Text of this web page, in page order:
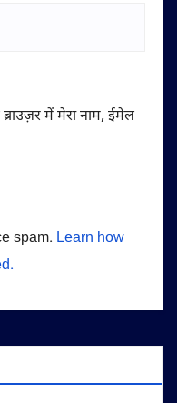
में मेरा नाम, ईमेल
spam. Learn how